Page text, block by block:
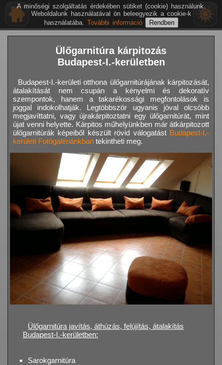
Ülőgarnitúra kárpitozás
Budapest-I.-kerületben
Budapest-I.-kerületi otthona ülőgarnitúrájának kárpitozását,
átalakítását nem csupán a kényelmi és dekoratív
szempontok, hanem a takarékossági megfontolások is
joggal indokolhatják. Legtöbbször ugyanis jóval olcsóbb
megjavíttatni, vagy újrakárpitoztatni egy ülőgarnitúrát, mint
újat venni helyette. Kárpitos műhelyünkben már átkárpitozott
ülőgarnitúrák képeiből készült rövid válogatást Budapest-I.-
kerületi Fotógalériánkban tekintheti meg.
Ülőgarnitúra javítás, áthúzás, felújítás, átalakítás
Budapest-I.-kerületben:
Sarokgarnitúra
A minőségi szolgáltatás érdekében sütiket (cookie) használunk.
Weboldalunk használatával ön beleegyezik a cookie-k
használatába. További információ